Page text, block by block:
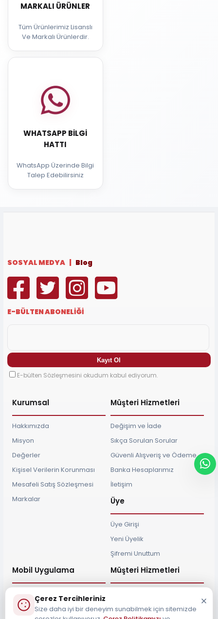
MARKALI ÜRÜNLER
Tüm Ürünlerimiz Lisanslı
Ve Markalı Ürünlerdir.
WHATSAPP BILGI
HATTI
WhatsApp Üzerinde Bilgi
Talep Edebilirsiniz
SOSYAL MEDYA | Blog
E-BÜLTEN ABONELİĞİ
E-bülten Sözleşmesini okudum kabul ediyorum.
Kurumsal
Hakkımızda
Misyon
Değerler
Kişisel Verilerin Korunması
Mesafeli Satış Sözleşmesi
Markalar
Müşteri Hizmetleri
Değişim ve İade
Sıkça Sorulan Sorular
Güvenli Alışveriş ve Ödeme
Banka Hesaplarımız
İletişim
Üye
Üye Girişi
Yeni Üyelik
Şifremi Unuttum
Mobil Uygulama Müşteri Hizmetleri
Çerez Tercihleriniz
Size daha iyi bir deneyim sunabilmek için sitemizde